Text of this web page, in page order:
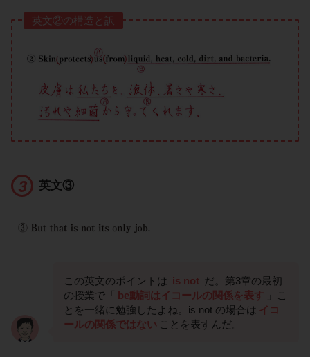
英文②の構造と訳
英文③
この英文のポイントは is not
だ。第3章の最初
の授業で「 be動詞はイコールの関係を表す
」こ
とを一緒に勉強したよね。is not の場合は イコ
ールの関係ではない ことを表すんだ。